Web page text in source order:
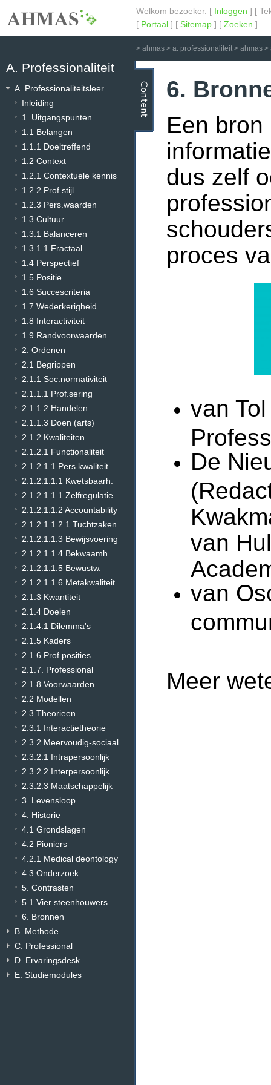
Welkom bezoeker. [ Inloggen ] [
[ Portaal ] [ Sitemap ] [ Zoeken ]
> ahmas > a. professionaliteit > ahmas >
A. Professionaliteit
A. Professionaliteitsleer
Inleiding
1. Uitgangspunten
1.1 Belangen
1.1.1 Doeltreffend
1.2 Context
1.2.1 Contextuele kennis
1.2.2 Prof.stijl
1.2.3 Pers.waarden
1.3 Cultuur
1.3.1 Balanceren
1.3.1.1 Fractaal
1.4 Perspectief
1.5 Positie
1.6 Succescriteria
1.7 Wederkerigheid
1.8 Interactiviteit
1.9 Randvoorwaarden
2. Ordenen
2.1 Begrippen
2.1.1 Soc.normativiteit
2.1.1.1 Prof.sering
2.1.1.2 Handelen
2.1.1.3 Doen (arts)
2.1.2 Kwaliteiten
2.1.2.1 Functionaliteit
2.1.2.1.1 Pers.kwaliteit
2.1.2.1.1.1 Kwetsbaarh.
2.1.2.1.1.1 Zelfregulatie
2.1.2.1.1.2 Accountability
2.1.2.1.1.2.1 Tuchtzaken
2.1.2.1.1.3 Bewijsvoering
2.1.2.1.1.4 Bekwaamh.
2.1.2.1.1.5 Bewustw.
2.1.2.1.1.6 Metakwaliteit
2.1.3 Kwantiteit
2.1.4 Doelen
2.1.4.1 Dilemma's
2.1.5 Kaders
2.1.6 Prof.posities
2.1.7. Professional
2.1.8 Voorwaarden
2.2 Modellen
2.3 Theorieen
2.3.1 Interactietheorie
2.3.2 Meervoudig-sociaal
2.3.2.1 Intrapersoonlijk
2.3.2.2 Interpersoonlijk
2.3.2.3 Maatschappelijk
3. Levensloop
4. Historie
4.1 Grondslagen
4.2 Pioniers
4.2.1 Medical deontology
4.3 Onderzoek
5. Contrasten
5.1 Vier steenhouwers
6. Bronnen
B. Methode
C. Professional
D. Ervaringsdesk.
E. Studiemodules
6.
Een
dus zelf
proces
van
De
van
van
Meer